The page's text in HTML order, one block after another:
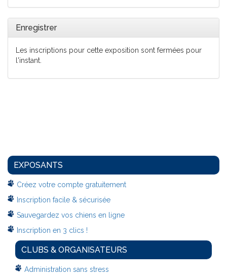
Enregistrer
Les inscriptions pour cette exposition sont fermées pour
l'instant.
EXPOSANTS
Créez votre compte gratuitement
Inscription facile & sécurisée
Sauvegardez vos chiens en ligne
Inscription en 3 clics !
CLUBS & ORGANISATEURS
Administration sans stress